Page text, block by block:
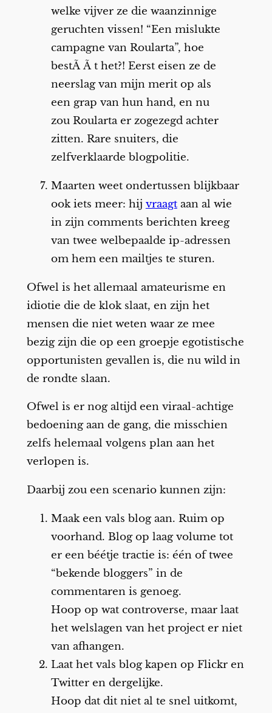
welke vijver ze die waanzinnige
geruchten vissen! “Een mislukte
campagne van Roularta”, hoe
bestÃ Ã t het?! Eerst eisen ze de
neerslag van mijn merit op als
een grap van hun hand, en nu
zou Roularta er zogezegd achter
zitten. Rare snuiters, die
zelfverklaarde blogpolitie.
Maarten weet ondertussen blijkbaar
ook iets meer: hij vraagtaan al wie
in zijn comments berichten kreeg
van twee welbepaalde ip-adressen
om hem een mailtjes te sturen.
Ofwel is het allemaal amateurisme en
idiotie die de klok slaat, en zijn het
mensen die niet weten waar ze mee
bezig zijn die op een groepje egotistische
opportunisten gevallen is, die nu wild in
de rondte slaan.
Ofwel is er nog altijd een viraal-achtige
bedoening aan de gang, die misschien
zelfs helemaal volgens plan aan het
verlopen is.
Daarbij zou een scenario kunnen zijn:
Maak een vals blog aan. Ruim op
voorhand. Blog op laag volume tot
er een béétje tractie is: één of twee
“bekende bloggers” in de
commentaren is genoeg.
Hoop op wat controverse, maar laat
het welslagen van het project er niet
van afhangen.
Laat het vals blog kapen op Flickr en
Twitter en dergelijke.
Hoop dat dit niet al te snel uitkomt,